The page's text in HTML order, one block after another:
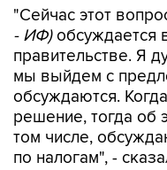
"Сейчас этот
- ИФ)обсуждается
правительстве. Я
мы выйдем с
обсуждаются.
решение, тогда об
том числе,
по налогам", -